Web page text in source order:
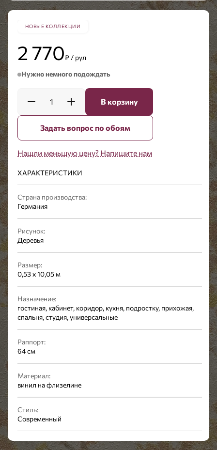
НОВЫЕ КОЛЛЕКЦИИ
2 770₽ / рул
Нужно немного подождать
1 В корзину
Задать вопрос по обоям
Нашли меньшую цену? Напишите нам
ХАРАКТЕРИСТИКИ
Страна производства:
Германия
Рисунок:
Деревья
Размер:
0,53 x 10,05 м
Назначение:
гостиная, кабинет, коридор, кухня, подростку, прихожая,
спальня, студия, универсальные
Раппорт:
64 см
Материал:
винил на флизелине
Стиль:
Современный